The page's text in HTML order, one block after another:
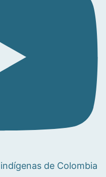
indígenas de Colombia